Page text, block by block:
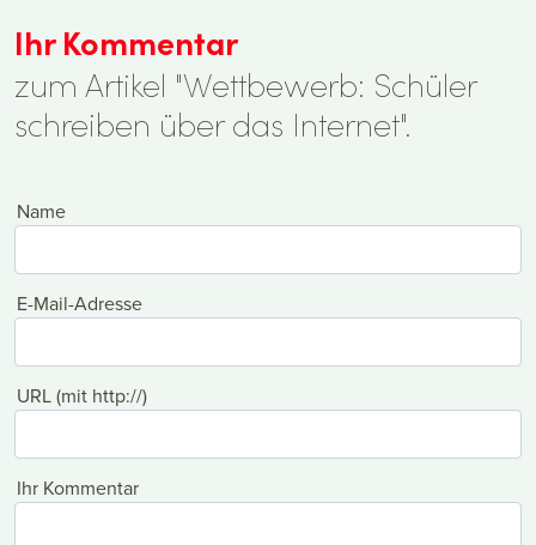
Ihr Kommentar
zum Artikel "Wettbewerb: Schüler
schreiben über das Internet".
Name
E-Mail-Adresse
URL (mit http://)
Ihr Kommentar